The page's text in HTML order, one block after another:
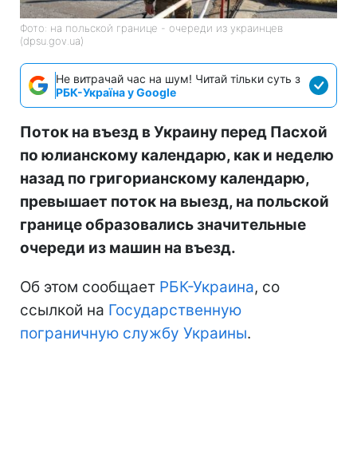
Фото: на польской границе - очереди из украинцев
(dpsu.gov.ua)
Не витрачай час на шум! Читай тільки суть з
РБК-Україна у Google
Поток на въезд в Украину перед Пасхой
по юлианскому календарю, как и неделю
назад по григорианскому календарю,
превышает поток на выезд, на польской
границе образовались значительные
очереди из машин на въезд.
Об этом сообщает РБК-Украина, со
ссылкой на Государственную
пограничную службу Украины.